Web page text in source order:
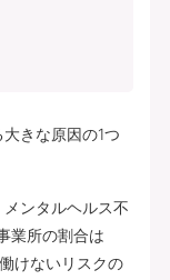
きな原因の1つ
ンタルヘルス不
業所の割合は
けないリスクの